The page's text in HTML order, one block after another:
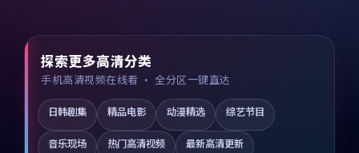
探索更多高清分类
手机高清视频在线看 · 全分区一键直达
日韩剧集 精品电影 动漫精选 综艺节目
音乐现场 热门高清视频 最新高清更新